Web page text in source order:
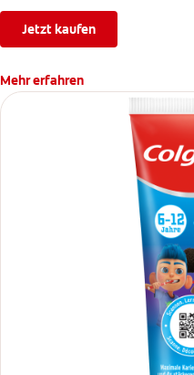
Jetzt kaufen
Mehr erfahren